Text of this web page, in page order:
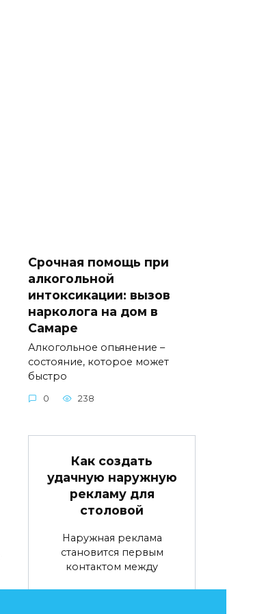
Срочная помощь при
алкогольной
интоксикации: вызов
нарколога на дом в
Самаре
Алкогольное опьянение –
состояние, которое может
быстро
0 238
Как создать
удачную наружную
рекламу для
столовой
Наружная реклама
становится первым
контактом между